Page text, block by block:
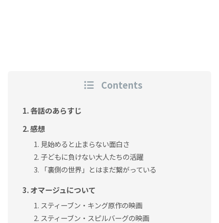
Contents
各話のあらすじ
感想
見始めると止まらない面白さ
子どもに負けない大人たちの活躍
「裏側の世界」とはまだ繋がっている
オマージュについて
スティーブン・キング原作の映画
スティーブン・スピルバーグの映画